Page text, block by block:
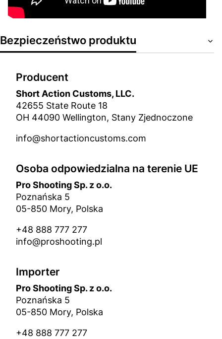
Bezpieczeństwo produktu
Producent
Short Action Customs, LLC.
42655 State Route 18
OH 44090 Wellington, Stany Zjednoczone
info@shortactioncustoms.com
Osoba odpowiedzialna na terenie UE
Pro Shooting Sp. z o.o.
Poznańska 5
05-850 Mory, Polska
+48 888 777 277
info@proshooting.pl
Importer
Pro Shooting Sp. z o.o.
Poznańska 5
05-850 Mory, Polska
+48 888 777 277